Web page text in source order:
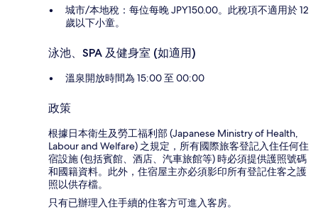
城市/本地稅：每位每晚 JPY150.00。此稅項不適用於 12
歲以下小童。
泳池、SPA 及健身室 (如適用)
溫泉開放時間為 15:00 至 00:00
政策
根據日本衛生及勞工福利部 (Japanese Ministry of Health,
Labour and Welfare) 之規定，所有國際旅客登記入住任何住
宿設施 (包括賓館、酒店、汽車旅館等) 時必須提供護照號碼
和國籍資料。此外，住宿屋主亦必須影印所有登記住客之護
照以供存檔。
只有已辦理入住手續的住客方可進入客房。